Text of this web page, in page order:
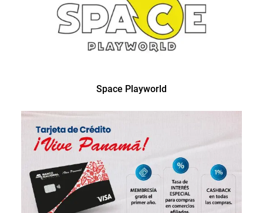
Space Playworld